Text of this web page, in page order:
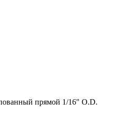
прямой 1/16" O.D.